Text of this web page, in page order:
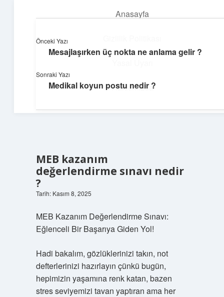
Anasayfa
Hakkımızda
Günlük Hatırlatmalar
Keyifli vakit için kısa ve eğlenceli içerikler.
MEB kazanım
değerlendirme sınavı nedir
?
Tarih: Kasım 8, 2025
MEB Kazanım Değerlendirme Sınavı:
Eğlenceli Bir Başarıya Giden Yol!
Hadi bakalım, gözlüklerinizi takın, not
defterlerinizi hazırlayın çünkü bugün,
hepimizin yaşamına renk katan, bazen
stres seviyemizi tavan yaptıran ama her
Önceki Yazı
Mesajlaşırken üç nokta ne anlama gelir ?
Sonraki Yazı
Medikal koyun postu nedir ?